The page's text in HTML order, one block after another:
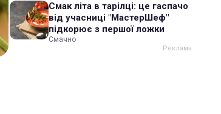
Смак літа в тарілці: це гаспачо
від учасниці "МастерШеф"
підкорює з першої ложки
Смачно